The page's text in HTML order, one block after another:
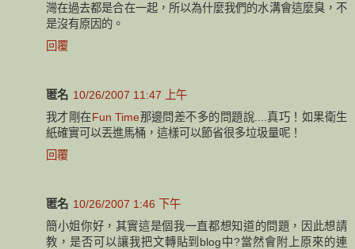
灣在過去都是合在一起，所以為什麼我們的水溝會這麼臭，不
是沒有原因的。
回覆
匿名 10/26/2007 11:47 上午
我才剛在Fun Time那邊問差不多的問題說....真巧！如果衛生
紙確實可以丟進馬桶，這樣可以節省很多垃圾量呢！
回覆
匿名 10/26/2007 1:46 下午
簡小姐你好，其實這是個我一直都想知道的問題，因此想請
教，是否可以讓我把文轉貼到blog中?當然會附上原來的連